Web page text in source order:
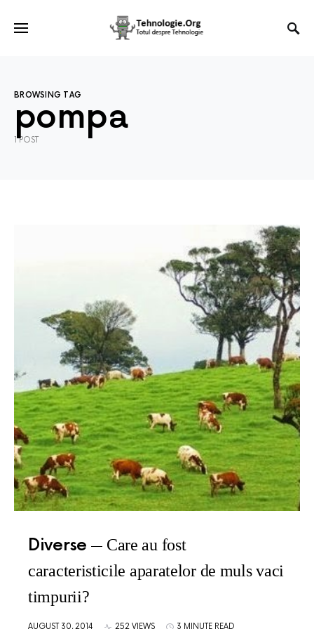
BROWSING TAG
pompa
1 POST
Diverse
Care au fost
caracteristicile aparatelor de muls vaci
timpurii?
AUGUST 30, 2014 252 VIEWS 3 MINUTE READ